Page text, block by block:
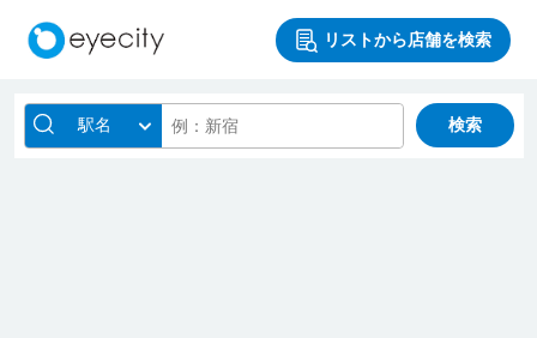
リストから店舗を検索
駅名 検索